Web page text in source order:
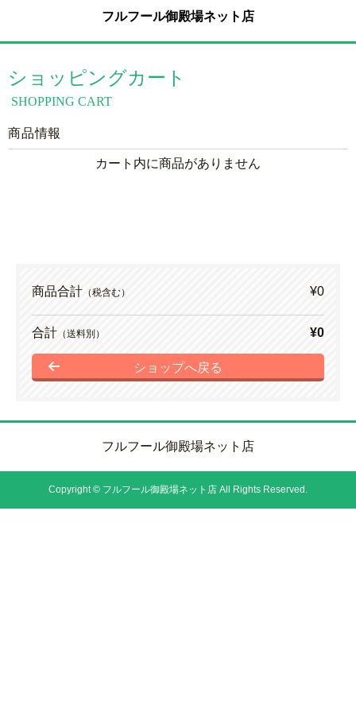
フルフール御殿場ネット店
SHOPPING CART
ショッピングカート
商品情報
カート内に商品がありません
商品合計 （税含む） ¥0
合計 （送料別） ¥0
ショップへ戻る
フルフール御殿場ネット店
Copyright © フルフール御殿場ネット店 All Rights Reserved.